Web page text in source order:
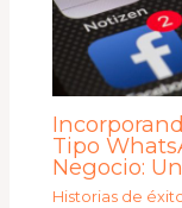
Tipo
Negocio:
Historias de